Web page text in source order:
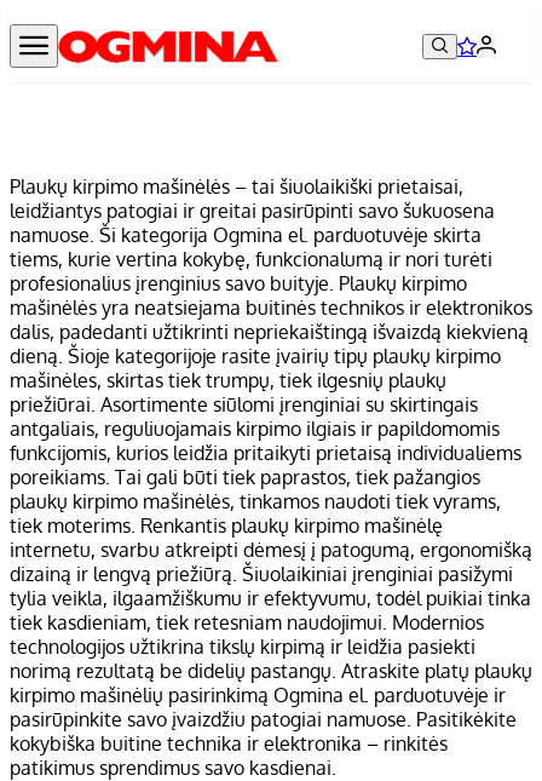
Plaukų kirpimo mašinėlės – tai šiuolaikiški prietaisai,
leidžiantys patogiai ir greitai pasirūpinti savo šukuosena
namuose. Ši kategorija Ogmina el. parduotuvėje skirta
tiems, kurie vertina kokybę, funkcionalumą ir nori turėti
profesionalius įrenginius savo buityje. Plaukų kirpimo
mašinėlės yra neatsiejama buitinės technikos ir elektronikos
dalis, padedanti užtikrinti nepriekaištingą išvaizdą kiekvieną
dieną. Šioje kategorijoje rasite įvairių tipų plaukų kirpimo
mašinėles, skirtas tiek trumpų, tiek ilgesnių plaukų
priežiūrai. Asortimente siūlomi įrenginiai su skirtingais
antgaliais, reguliuojamais kirpimo ilgiais ir papildomomis
funkcijomis, kurios leidžia pritaikyti prietaisą individualiems
poreikiams. Tai gali būti tiek paprastos, tiek pažangios
plaukų kirpimo mašinėlės, tinkamos naudoti tiek vyrams,
tiek moterims. Renkantis plaukų kirpimo mašinėlę
internetu, svarbu atkreipti dėmesį į patogumą, ergonomišką
dizainą ir lengvą priežiūrą. Šiuolaikiniai įrenginiai pasižymi
tylia veikla, ilgaamžiškumu ir efektyvumu, todėl puikiai tinka
tiek kasdieniam, tiek retesniam naudojimui. Modernios
technologijos užtikrina tikslų kirpimą ir leidžia pasiekti
norimą rezultatą be didelių pastangų. Atraskite platų plaukų
kirpimo mašinėlių pasirinkimą Ogmina el. parduotuvėje ir
pasirūpinkite savo įvaizdžiu patogiai namuose. Pasitikėkite
kokybiška buitine technika ir elektronika – rinkitės
patikimus sprendimus savo kasdienai.